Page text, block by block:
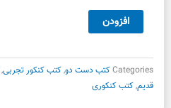
پیش
جلد
۲
خیلی
افزودن
Categoriesکتب دست دو,کتب کنکور تجربی,
قدیم,کتب کنکوری